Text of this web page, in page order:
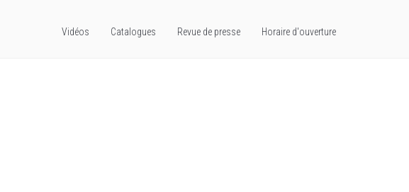
Vidéos Catalogues Revue de presse Horaire d'ouverture